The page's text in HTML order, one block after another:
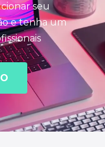
seu
e tenha um